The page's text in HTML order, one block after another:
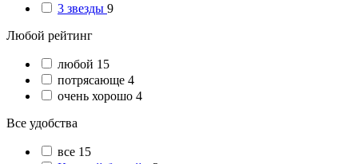
3 звезды 9
Любой рейтинг
любой 15
потрясающе 4
очень хорошо 4
Все удобства
все 15